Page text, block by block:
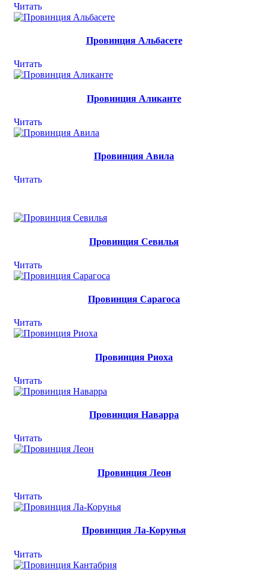
Читать
Провинция Альбасете
Читать
Провинция Аликанте
Читать
Провинция Авила
Читать
Провинция Севилья
Читать
Провинция Сарагоса
Читать
Провинция Риоха
Читать
Провинция Наварра
Читать
Провинция Леон
Читать
Провинция Ла-Корунья
Читать